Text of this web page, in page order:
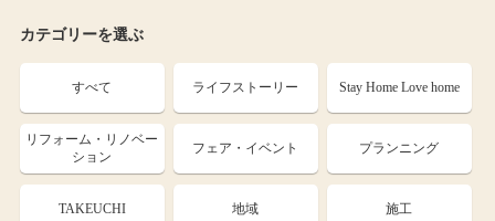
カテゴリーを選ぶ
すべて ライフストーリー Stay Home Love home
リフォーム・リノベー
ション
フェア・イベント プランニング
TAKEUCHI 地域 施工